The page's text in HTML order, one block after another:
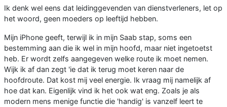
Ik denk wel eens dat leidinggevenden van dienstverleners, let op
het woord, geen moeders op leeftijd hebben.
Mijn iPhone geeft, terwijl ik in mijn Saab stap, soms een
bestemming aan die ik wel in mijn hoofd, maar niet ingetoetst
heb. Er wordt zelfs aangegeven welke route ik moet nemen.
Wijk ik af dan zegt 'ie dat ik terug moet keren naar de
hoofdroute. Dat kost mij veel energie. Ik vraag mij namelijk af
hoe dat kan. Eigenlijk vind ik het ook wat eng. Zoals je als
modern mens menige functie die 'handig' is vanzelf leert te